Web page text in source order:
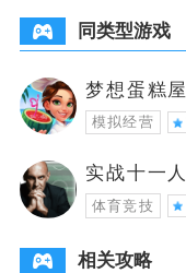
同类型游戏
梦想蛋糕屋
模拟经营
实战十一人
体育竞技
相关攻略